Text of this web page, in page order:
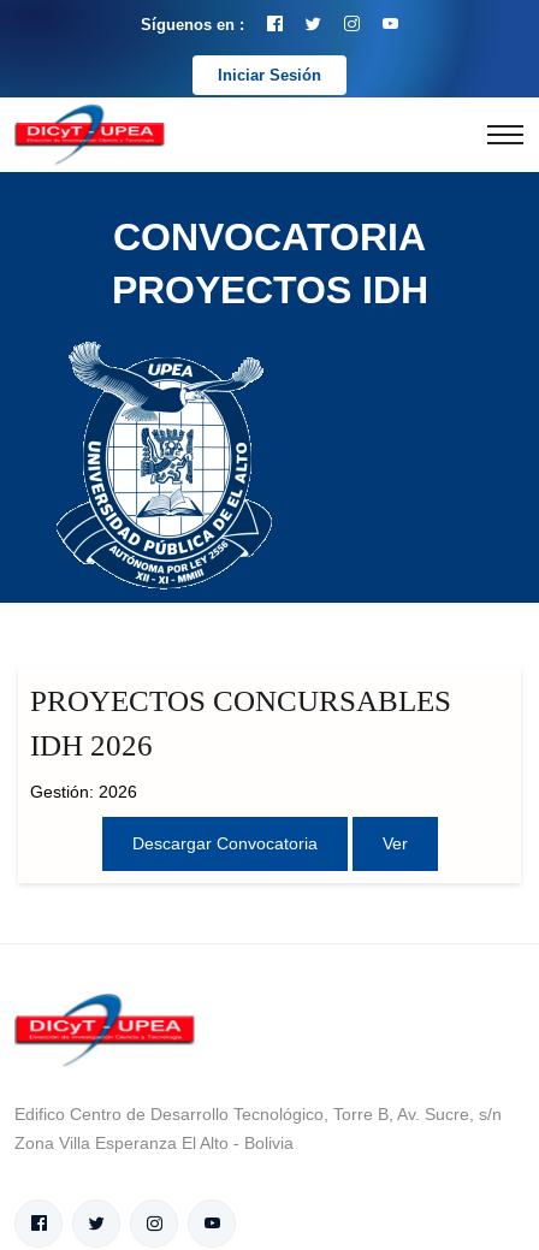
Síguenos en :
Iniciar Sesión
CONVOCATORIA
PROYECTOS IDH
PROYECTOS CONCURSABLES
IDH 2026
Gestión: 2026
Descargar Convocatoria Ver
Edifico Centro de Desarrollo Tecnológico, Torre B, Av. Sucre, s/n
Zona Villa Esperanza El Alto - Bolivia